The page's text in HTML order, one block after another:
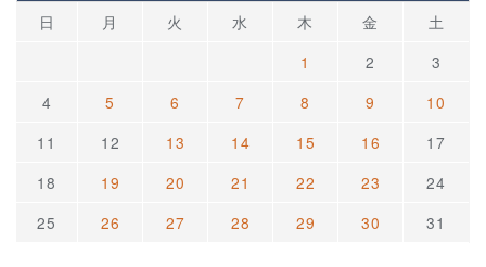
日 月 火 水 木 金
土
1
2
3
4
5 6 7 8 9
10
11
12 13 14 15 16
17
18
19 20 21 22 23
24
25
26 27 28 29 30 31